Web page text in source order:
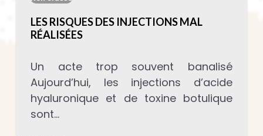
LES RISQUES DES INJECTIONS MAL
RÉALISÉES
Un acte trop souvent banalisé
Aujourd’hui, les injections d’acide
hyaluronique et de toxine botulique
sont…